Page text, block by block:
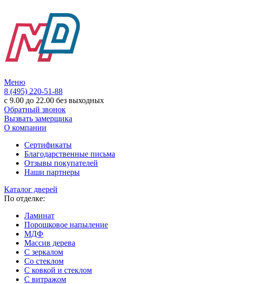
Меню
8 (495) 220-51-88
с 9.00 до 22.00 без выходных
Обратный звонок
Вызвать замерщика
О компании
Сертификаты
Благодарственные письма
Отзывы покупателей
Наши партнеры
Каталог дверей
По отделке:
Ламинат
Порошковое напыление
МДФ
Массив дерева
С зеркалом
Со стеклом
С ковкой и стеклом
С витражом